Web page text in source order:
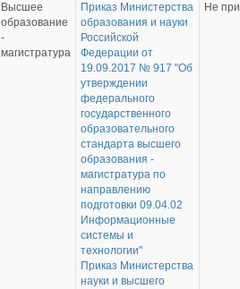
Высшее
образование
-
магистратура
Приказ Министерства
образования и науки
Российской
Федерации от
19.09.2017 № 917 "Об
утверждении
федерального
государственного
образовательного
стандарта высшего
образования -
магистратура по
направлению
подготовки 09.04.02
Информационные
системы и
технологии"
Приказ Министерства
науки и высшего
Не